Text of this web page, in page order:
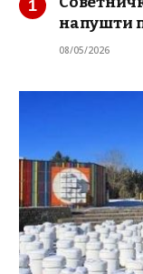
напушти
08/05/2026